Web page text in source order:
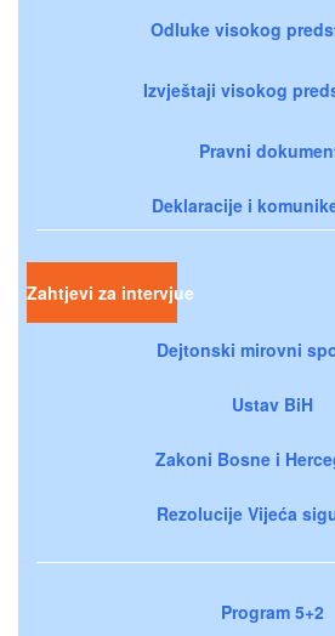
Odluke visokog
Izvještaji visokog
Pravni
Deklaracije i
Zahtjevi za intervjue
Dejtonski mirovni
Ustav BiH
Zakoni Bosne i
Rezolucije Vijeća
Program 5+2